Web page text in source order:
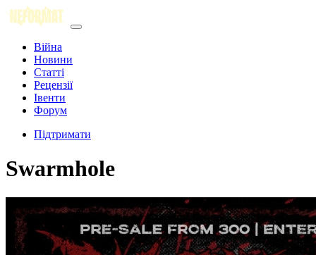
Війна
Новини
Статті
Рецензії
Івенти
Форум
Підтримати
Swarmhole